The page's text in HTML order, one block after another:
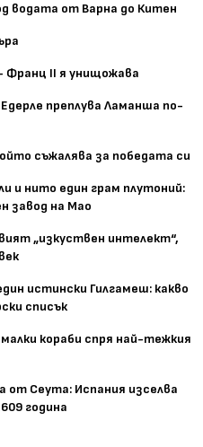
водата от Варна до Китен
II я унищожава
преплува Ламанша по-
съжалява за победата си
и нито един грам плутоний:
завод на Мао
„изкуствен интелект“,
истински Гилгамеш: какво
списък
кораби спря най-тежкия
Сеута: Испания изселва
година